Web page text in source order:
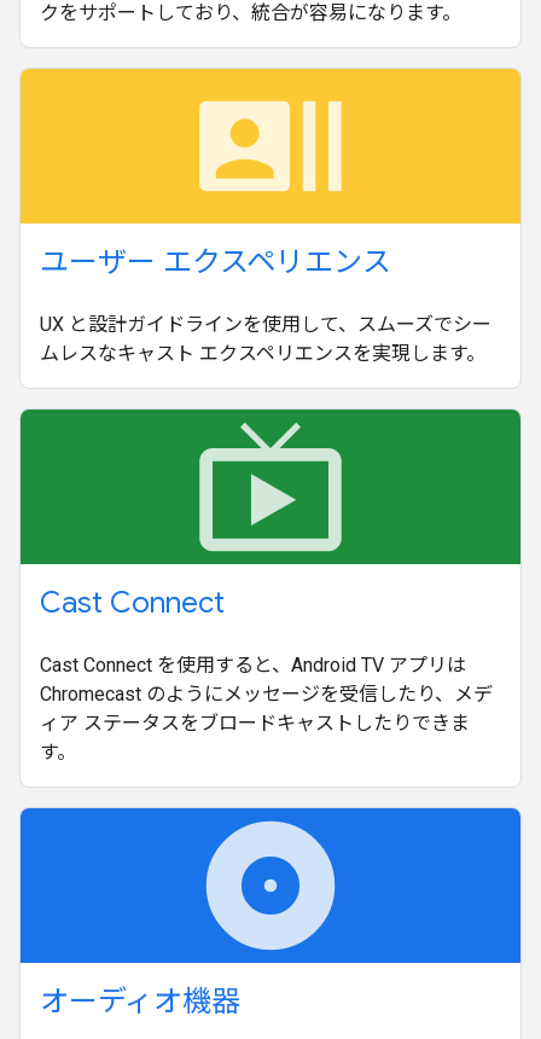
クをサポートしており、統合が容易になります。
recent_actors
ユーザー エクスペリエンス
UX と設計ガイドラインを使用して、スムーズでシー
ムレスなキャスト エクスペリエンスを実現します。
live_tv
Cast Connect
Cast Connect を使用すると、Android TV アプリは
Chromecast のようにメッセージを受信したり、メデ
ィア ステータスをブロードキャストしたりできま
す。
album
オーディオ機器